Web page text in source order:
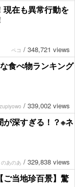
現在も異常行動を
ペコ / 348,721 views
食べ物ランキング
/ 339,002 views
深すぎる！？※ネ
のあのあ / 329,838 views
ご当地珍百景】驚